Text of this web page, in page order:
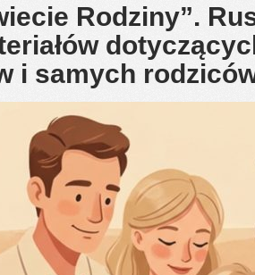
Rodziny”.
i samych